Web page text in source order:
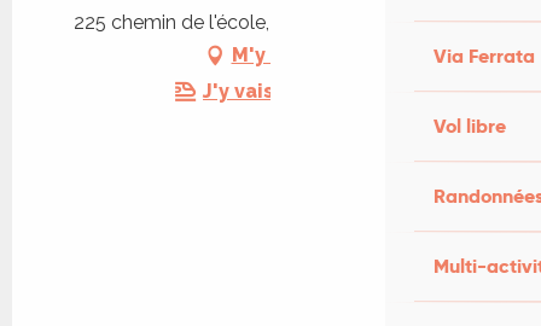
Via Ferrata
Vol libre
Multi-
225 chemin de l'école, 46090 Lamagdelaine
M'y rendre
J'y vais en train !